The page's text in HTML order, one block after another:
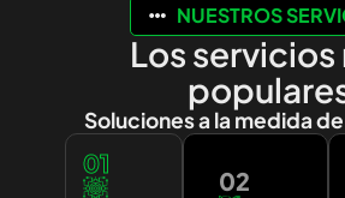
NUESTROS
Los servicios
Soluciones a la medida
01
02